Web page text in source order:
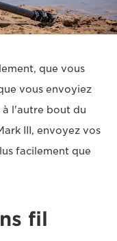
que vous
vous envoyiez
à l'autre bout du
III, envoyez vos
facilement que
fil